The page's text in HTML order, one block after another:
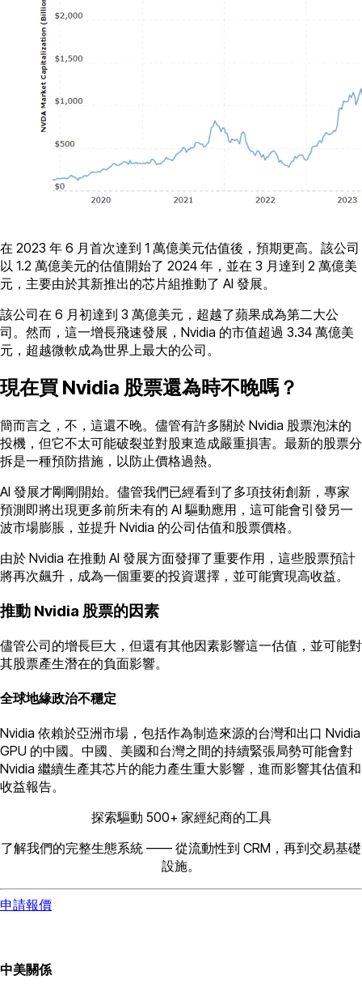
在 2023 年 6 月首次達到 1 萬億美元估值後，預期更高。該公司
以 1.2 萬億美元的估值開始了 2024 年，並在 3 月達到 2 萬億美
元，主要由於其新推出的芯片組推動了 AI 發展。
該公司在 6 月初達到 3 萬億美元，超越了蘋果成為第二大公
司。然而，這一增長飛速發展，Nvidia 的市值超過 3.34 萬億美
元，超越微軟成為世界上最大的公司。
現在買 Nvidia 股票還為時不晚嗎？
簡而言之，不，這還不晚。儘管有許多關於 Nvidia 股票泡沫的
投機，但它不太可能破裂並對股東造成嚴重損害。最新的股票分
拆是一種預防措施，以防止價格過熱。
AI 發展才剛剛開始。儘管我們已經看到了多項技術創新，專家
預測即將出現更多前所未有的 AI 驅動應用，這可能會引發另一
波市場膨脹，並提升 Nvidia 的公司估值和股票價格。
由於 Nvidia 在推動 AI 發展方面發揮了重要作用，這些股票預計
將再次飆升，成為一個重要的投資選擇，並可能實現高收益。
推動 Nvidia 股票的因素
儘管公司的增長巨大，但還有其他因素影響這一估值，並可能對
其股票產生潛在的負面影響。
全球地緣政治不穩定
Nvidia 依賴於亞洲市場，包括作為制造來源的台灣和出口 Nvidia
GPU 的中國。中國、美國和台灣之間的持續緊張局勢可能會對
Nvidia 繼續生產其芯片的能力產生重大影響，進而影響其估值和
收益報告。
探索驅動 500+ 家經紀商的工具
了解我們的完整生態系統 —— 從流動性到 CRM，再到交易基礎
設施。
申請報價
中美關係